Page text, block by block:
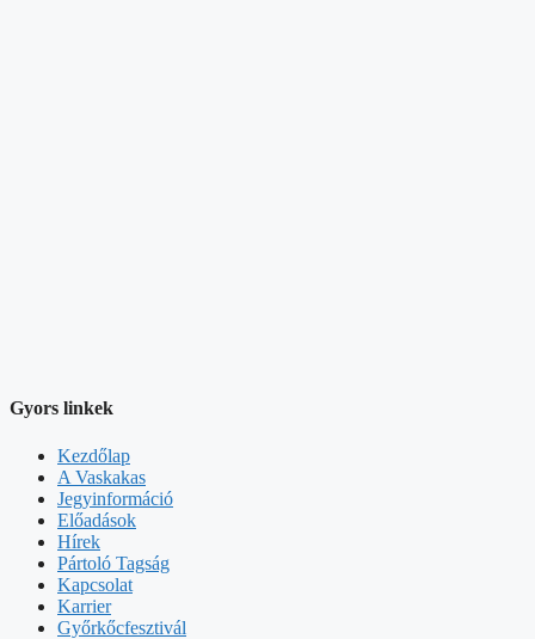
Gyors linkek
Kezdőlap
A Vaskakas
Jegyinformáció
Előadások
Hírek
Pártoló Tagság
Kapcsolat
Karrier
Győrkőcfesztivál